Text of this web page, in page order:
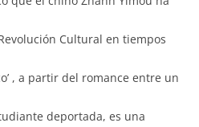
Cultural en tiempos
, a partir del romance entre un
deportada, es una